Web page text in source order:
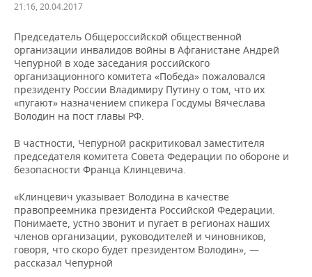
КОРОЛИ ГОСЗАКАЗА ПФО
ВУЗЫ ТАТАРСТАНА
КОМУ ПРИНАДЛЕЖАТ
ТАТАРСТАНА
ФИНАНСЫ
БАНКИ
БЮДЖЕТ
ИНВЕСТИЦИИ
ПРОМЫШЛЕННОСТЬ
НОВОСТИ
ПРОМЫШЛЕННОСТИ
АГРОПРОМ
НЕФТЕХИМИЯ
НЕФТЬ
ОПК
ЭНЕРГЕТИКА
НЕДВИЖИМОСТЬ
НОВОСТИ НЕДВИЖИМОСТИ
АВТО
НОВОСТИ АВТО
БИЗНЕС
НОВОСТИ БИЗНЕСА
ТРАНСПОРТ
УСЛУГИ
ТЕХНОЛОГИИ
IT
МЕДИА
НОВОСТИ МЕРОПРИЯТИЙ
ВЫЕЗДНАЯ РЕДАКЦИЯ
СПОРТ
НОВОСТИ СПОРТА
ОБЩЕСТВО
21:16, 20.04.2017
Председатель Общероссийской общественной
организации инвалидов войны в Афганистане Андрей
Чепурной в ходе заседания российского
организационного комитета «Победа» пожаловался
президенту России Владимиру Путину о том, что их
«пугают» назначением спикера Госдумы Вячеслава
Володин на пост главы РФ.
В частности, Чепурной раскритиковал заместителя
председателя комитета Совета Федерации по обороне и
безопасности Франца Клинцевича.
«Клинцевич указывает Володина в качестве
правопреемника президента Российской Федерации.
Понимаете, устно звонит и пугает в регионах наших
членов организации, руководителей и чиновников,
говоря, что скоро будет президентом Володин», —
рассказал Чепурной